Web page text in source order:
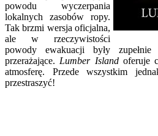
powodu wyczerpania
lokalnych zasobów ropy.
Tak brzmi wersja oficjalna,
ale w rzeczywistości
powody ewakuacji były
przerażające. Lumber Islandoferuje
atmosferę. Przede wszystkim
przestraszyć!